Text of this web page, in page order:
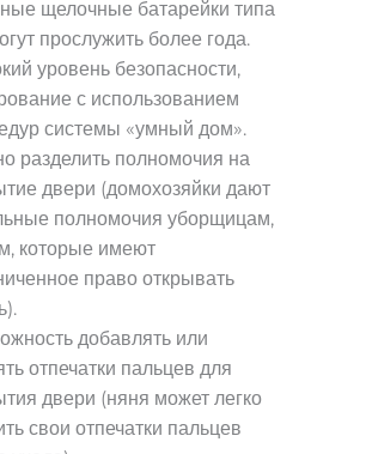
щелочные батарейки типа
прослужить более года.
уровень безопасности,
с использованием
системы «умный дом».
разделить полномочия на
двери (домохозяйки дают
полномочия уборщицам,
которые имеют
право открывать
добавлять или
отпечатки пальцев для
двери (няня может легко
свои отпечатки пальцев